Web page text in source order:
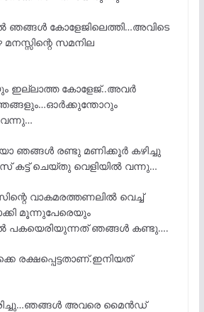
ഞങ്ങൾ കോളേജിലെത്തി…അവിടെ
മനസ്സിന്റെ സമനില
ഇല്ലാത്ത കോളേജ്..അവർ
വന്നു…
ഞങ്ങൾ രണ്ടു മണിക്കൂർ കഴിച്ചു
കട്ട് ചെയ്തു വെളിയിൽ വന്നു…
വാകമരത്തണലിൽ വെച്ച്
മൂന്നുപേരെയും
പകയെരിയുന്നത് ഞങ്ങൾ കണ്ടു….
രക്ഷപ്പെട്ടതാണ്.ഇനിയത്
അവരെ മൈൻഡ്